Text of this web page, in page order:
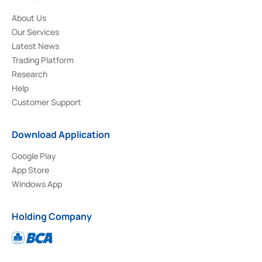
About Us
Our Services
Latest News
Trading Platform
Research
Help
Customer Support
Download Application
Google Play
App Store
Windows App
Holding Company